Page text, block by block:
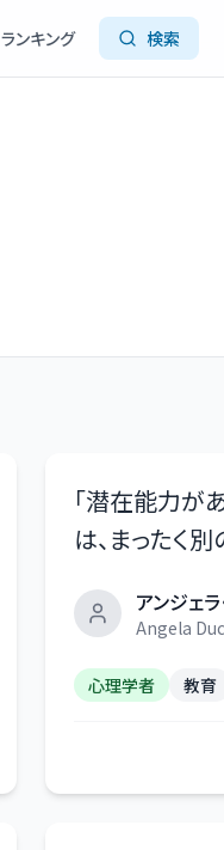
ランキング 検索
「潜在能力が
は、まったく別
アンジェ
Angela
心理学者 教育